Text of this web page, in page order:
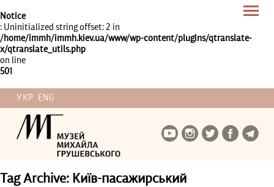
Notice
: Uninitialized string offset: 2 in
/home/immh/immh.kiev.ua/www/wp-content/plugins/qtranslate-
x/qtranslate_utils.php
on line
501
УКР ENG
Tag Archive: Київ-пасажирський